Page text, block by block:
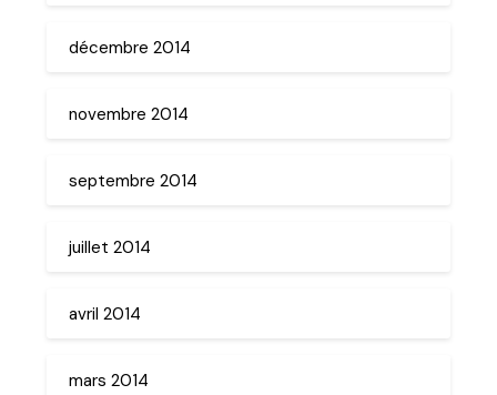
décembre 2014
novembre 2014
septembre 2014
juillet 2014
avril 2014
mars 2014